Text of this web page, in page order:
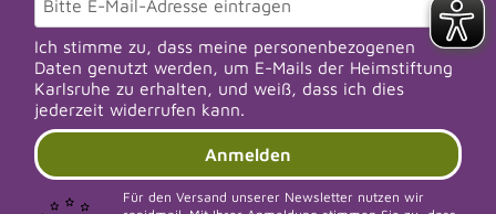
Ich stimme zu, dass meine personenbezogenen
Daten genutzt werden, um E-Mails der Heimstiftung
Karlsruhe zu erhalten, und weiß, dass ich dies
jederzeit widerrufen kann.
Anmelden
Für den Versand unserer Newsletter nutzen wir